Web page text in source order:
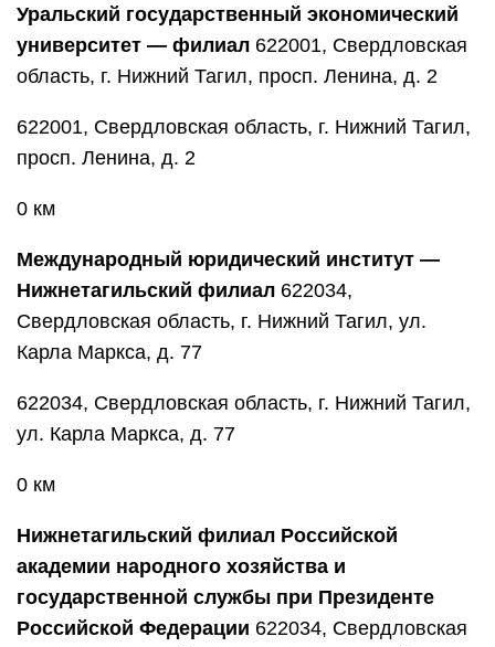
Уральский государственный экономический
университет — филиал 622001, Свердловская
область, г. Нижний Тагил, просп. Ленина, д. 2
622001, Свердловская область, г. Нижний Тагил,
просп. Ленина, д. 2
0 км
Международный юридический институт —
Нижнетагильский филиал 622034,
Свердловская область, г. Нижний Тагил, ул.
Карла Маркса, д. 77
622034, Свердловская область, г. Нижний Тагил,
ул. Карла Маркса, д. 77
0 км
Нижнетагильский филиал Российской
академии народного хозяйства и
государственной службы при Президенте
Российской Федерации 622034, Свердловская